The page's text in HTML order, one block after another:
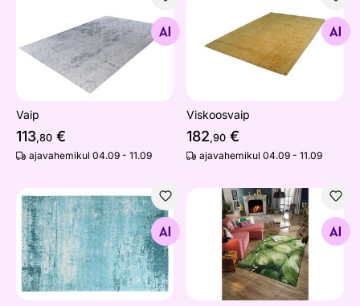
Otsi sarnaseid
Vaip
113,80 €
ajavahemikul 04.09 - 11.09
Otsi sarnaseid
Viskoosvaip
182,90 €
ajavahemikul 04.09 - 11.09
Vaip Modern Art 160x240 cm
Otsi sarnaseid
Vaip Garden Palm
Otsi sarnaseid